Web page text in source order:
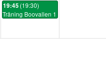
19:45(19:30)
Träning Boovallen 1